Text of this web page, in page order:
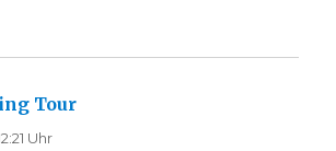
Tour
Uhr